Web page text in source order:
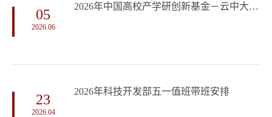
05
2026.06
2026年中国高校产学研创新基金－云中大学项目（三期）申请指南
23
2026.04
2026年科技开发部五一值班带班安排